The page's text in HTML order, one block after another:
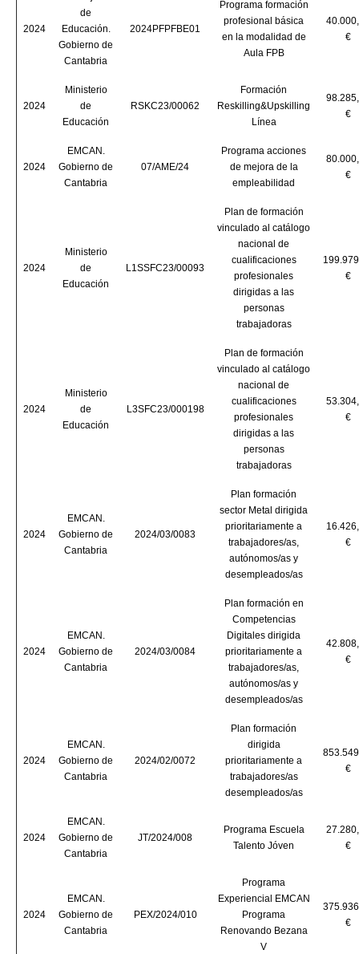
2024
de
Educación.
Gobierno de
Cantabria
2024PFPFBE01
Programa formación
profesional básica
en la modalidad de
Aula FPB
€
2024
Ministerio
de
Educación
RSKC23/00062
Formación
Reskilling&Upskilling
Línea
€
2024
EMCAN.
Gobierno de
Cantabria
07/AME/24
Programa acciones
de mejora de la
empleabilidad
€
2024
Ministerio
de
Educación
L1SSFC23/00093
Plan de formación
vinculado al catálogo
nacional de
cualificaciones
profesionales
dirigidas a las
personas
trabajadoras
€
2024
Ministerio
de
Educación
L3SFC23/000198
Plan de formación
vinculado al catálogo
nacional de
cualificaciones
profesionales
dirigidas a las
personas
trabajadoras
€
2024
EMCAN.
Gobierno de
Cantabria
2024/03/0083
Plan formación
sector Metal dirigida
prioritariamente a
trabajadores/as,
autónomos/as y
desempleados/as
€
2024
EMCAN.
Gobierno de
Cantabria
2024/03/0084
Plan formación en
Competencias
Digitales dirigida
prioritariamente a
trabajadores/as,
autónomos/as y
desempleados/as
€
2024
EMCAN.
Gobierno de
Cantabria
2024/02/0072
Plan formación
dirigida
prioritariamente a
trabajadores/as
desempleados/as
€
2024
EMCAN.
Gobierno de
Cantabria
JT/2024/008
Programa Escuela
Talento Jóven
€
2024
EMCAN.
Gobierno de
Cantabria
PEX/2024/010
Programa
Experiencial EMCAN
Programa
Renovando Bezana
V
€